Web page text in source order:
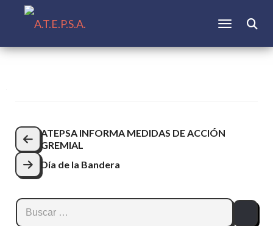
CAMBIAR
Navegación
de
entradas
ATEPSA INFORMA MEDIDAS DE ACCIÓN
GREMIAL
Día de la Bandera
Buscar: